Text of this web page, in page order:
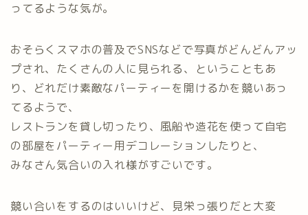
ってるような気が。
おそらくスマホの普及でSNSなどで写真がどんどんアッ
プされ、たくさんの人に見られる、ということもあ
り、どれだけ素敵なパーティーを開けるかを競いあっ
てるようで、
レストランを貸し切ったり、風船や造花を使って自宅
の部屋をパーティー用デコレーションしたりと、
みなさん気合いの入れ様がすごいです。
競い合いをするのはいいけど、見栄っ張りだと大変